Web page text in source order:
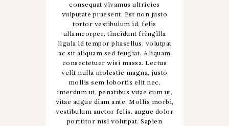
consequat vivamus ultricies
vulputate praesent. Est non justo
tortor vestibulum id, felis
ullamcorper, tincidunt fringilla
ligula id tempor phasellus, volutpat
ac sit aliquam sed feugiat. Aliquam
consectetuer wisi massa. Lectus
velit nulla molestie magna, justo
mollis sem lobortis elit nec,
interdum ut, penatibus vitae cum ut,
vitae augue diam ante. Mollis morbi,
vestibulum auctor felis, augue dolor
porttitor nisl volutpat. Sapien